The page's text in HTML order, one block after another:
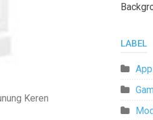
Keren
LABEL